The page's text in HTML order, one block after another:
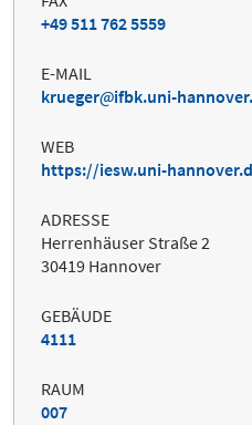
+49 511 762 5559
E-MAIL
krueger
ifbk.uni-
WEB
https://iesw.uni-
ADRESSE
Herrenhäuser Straße 2
30419 Hannover
GEBÄUDE
4111
RAUM
007